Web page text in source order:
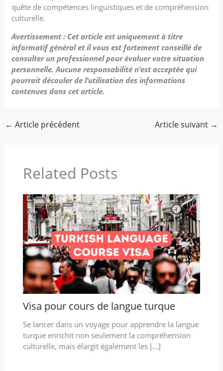
quête de compétences linguistiques et de compréhension
culturelle.
Avertissement : Cet article est uniquement à titre
informatif général et il vous est fortement conseillé de
consulter un professionnel pour évaluer votre situation
personnelle. Aucune responsabilité n’est acceptée qui
pourrait découler de l’utilisation des informations
contenues dans cet article.
← Article précédent Article suivant →
Related Posts
Visa pour cours de langue turque
Se lancer dans un voyage pour apprendre la langue
turque enrichit non seulement la compréhension
culturelle, mais élargit également les […]